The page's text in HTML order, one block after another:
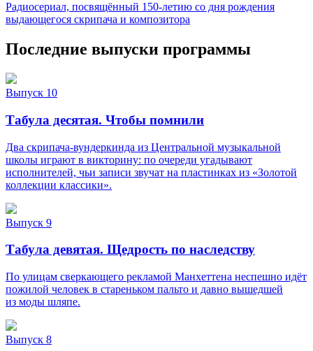
Радиосериал, посвящённый 150-летию со дня рождения
выдающегося скрипача и композитора
Последние выпуски программы
Выпуск 10
Табула десятая. Чтобы помнили
Два скрипача-вундеркинда из Центральной музыкальной
школы играют в викторину: по очереди угадывают
исполнителей, чьи записи звучат на пластинках из «Золотой
коллекции классики».
Выпуск 9
Табула девятая. Щедрость по наследству
По улицам сверкающего рекламой Манхеттена неспешно идёт
пожилой человек в стареньком пальто и давно вышедшей
из моды шляпе.
Выпуск 8